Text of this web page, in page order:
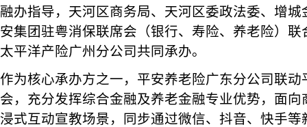
融办指导，天河区商务局、天河区委政法委、增
安集团驻粤消保联席会（银行、寿险、养老险）
太平洋产险广州分公司共同承办。
作为核心承办方之一，平安养老险广东分公司联
会，充分发挥综合金融及养老金融专业优势，面
浸式互动宣教场景，同步通过微信、抖音、快手